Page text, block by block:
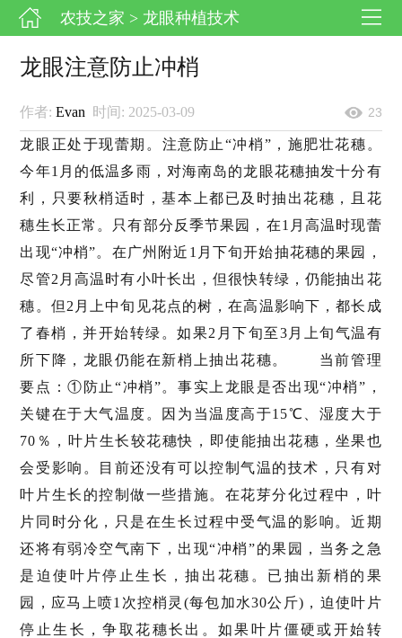
农技之家 > 龙眼种植技术
龙眼注意防止冲梢
作者:Evan 时间: 2025-03-09 23
龙眼正处于现蕾期。注意防止“冲梢”，施肥壮花穗。
今年1月的低温多雨，对海南岛的龙眼花穗抽发十分有
利，只要秋梢适时，基本上都已及时抽出花穗，且花
穗生长正常。只有部分反季节果园，在1月高温时现蕾
出现“冲梢”。在广州附近1月下旬开始抽花穗的果园，
尽管2月高温时有小叶长出，但很快转绿，仍能抽出花
穗。但2月上中旬见花点的树，在高温影响下，都长成
了春梢，并开始转绿。如果2月下旬至3月上旬气温有
所下降，龙眼仍能在新梢上抽出花穗。 当前管理
要点：①防止“冲梢”。事实上龙眼是否出现“冲梢”，
关键在于大气温度。因为当温度高于15℃、湿度大于
70％，叶片生长较花穗快，即使能抽出花穗，坐果也
会受影响。目前还没有可以控制气温的技术，只有对
叶片生长的控制做一些措施。在花芽分化过程中，叶
片同时分化，只是在生长过程中受气温的影响。近期
还将有弱冷空气南下，出现“冲梢”的果园，当务之急
是迫使叶片停止生长，抽出花穗。已抽出新梢的果
园，应马上喷1次控梢灵(每包加水30公斤)，迫使叶片
停止生长，争取花穗长出。如果叶片僵硬或开始转